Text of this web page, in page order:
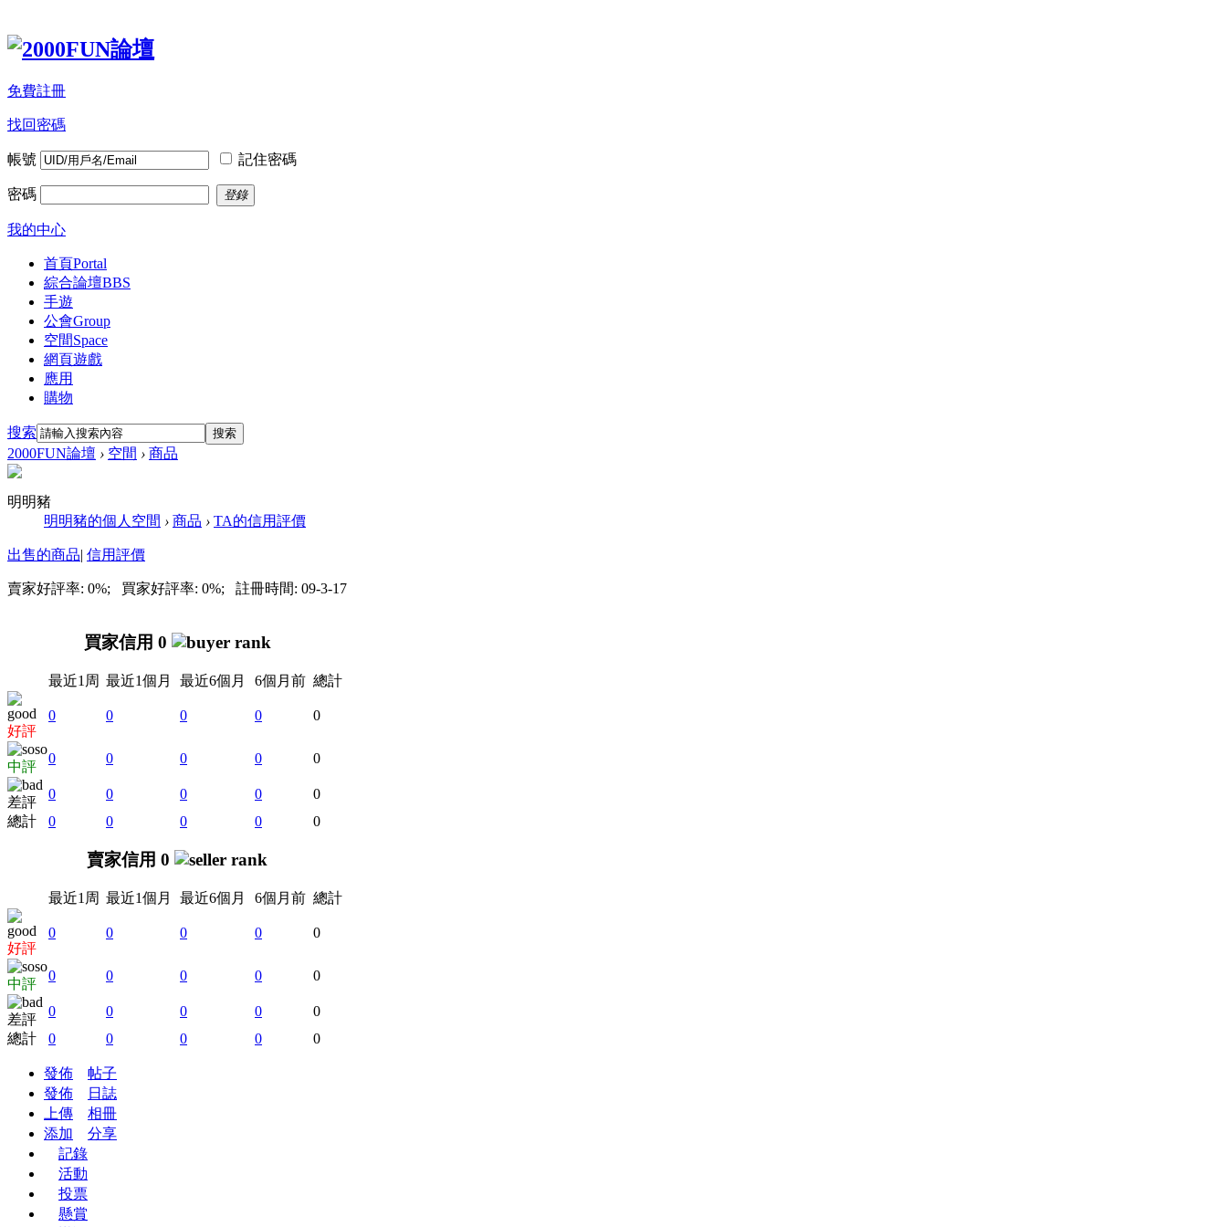
免費註冊
找回密碼
帳號 記住密碼
密碼 登錄
我的中心
首頁Portal
綜合論壇BBS
手遊
公會Group
空間Space
網頁遊戲
應用
購物
搜索 搜索
2000FUN論壇 › 空間 › 商品
明明豬
明明豬的個人空間 › 商品 › TA的信用評價
出售的商品| 信用評價
賣家好評率: 0%; 買家好評率: 0%; 註冊時間: 09-3-17
買家信用 0
最近1周 最近1個月 最近6個月 6個月前 總計
好評
0 0 0 0 0
中評
0 0 0 0 0
差評
0 0 0 0
0
總計
0 0 0 0 0
賣家信用 0
最近1周 最近1個月 最近6個月 6個月前 總計
好評
0 0 0 0 0
中評
0 0 0 0 0
差評
0 0 0 0
0
總計
0 0 0 0 0
發佈
帖子
發佈
日誌
上傳
相冊
添加
分享
記錄
活動
投票
懸賞